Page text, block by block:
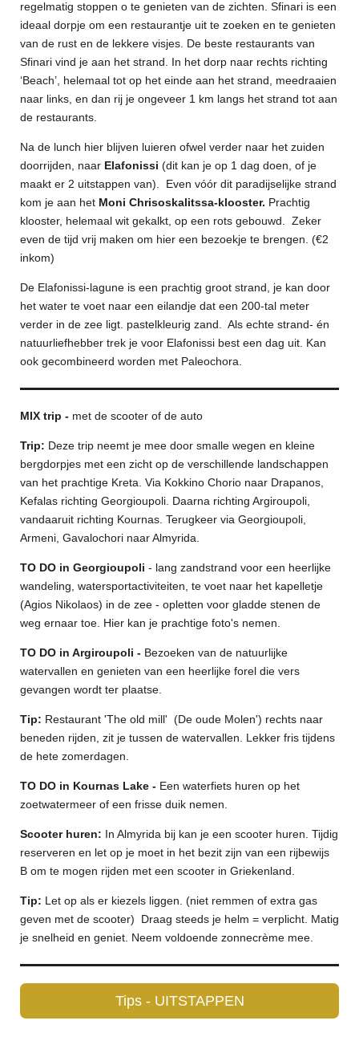
regelmatig stoppen o te genieten van de zichten. Sfinari is een
ideaal dorpje om een restaurantje uit te zoeken en te genieten
van de rust en de lekkere visjes. De beste restaurants van
Sfinari vind je aan het strand. In het dorp naar rechts richting
‘Beach’, helemaal tot op het einde aan het strand, meedraaien
naar links, en dan rij je ongeveer 1 km langs het strand tot aan
de restaurants.
Na de lunch hier blijven luieren ofwel verder naar het zuiden
doorrijden, naar Elafonissi (dit kan je op 1 dag doen, of je
maakt er 2 uitstappen van). Even vóór dit paradijselijke strand
kom je aan het Moni Chrisoskalitssa-klooster. Prachtig
klooster, helemaal wit gekalkt, op een rots gebouwd. Zeker
even de tijd vrij maken om hier een bezoekje te brengen. (€2
inkom)
De Elafonissi-lagune is een prachtig groot strand, je kan door
het water te voet naar een eilandje dat een 200-tal meter
verder in de zee ligt. pastelkleurig zand. Als echte strand- én
natuurliefhebber trek je voor Elafonissi best een dag uit. Kan
ook gecombineerd worden met Paleochora.
MIX trip - met de scooter of de auto
Trip: Deze trip neemt je mee door smalle wegen en kleine
bergdorpjes met een zicht op de verschillende landschappen
van het prachtige Kreta. Via Kokkino Chorio naar Drapanos,
Kefalas richting Georgioupoli. Daarna richting Argiroupoli,
vandaaruit richting Kournas. Terugkeer via Georgioupoli,
Armeni, Gavalochori naar Almyrida.
TO DO in Georgioupoli - lang zandstrand voor een heerlijke
wandeling, watersportactiviteiten, te voet naar het kapelletje
(Agios Nikolaos) in de zee - opletten voor gladde stenen de
weg ernaar toe. Hier kan je prachtige foto's nemen.
TO DO in Argiroupoli - Bezoeken van de natuurlijke
watervallen en genieten van een heerlijke forel die vers
gevangen wordt ter plaatse.
Tip: Restaurant 'The old mill' (De oude Molen') rechts naar
beneden rijden, zit je tussen de watervallen. Lekker fris tijdens
de hete zomerdagen.
TO DO in Kournas Lake - Een waterfiets huren op het
zoetwatermeer of een frisse duik nemen.
Scooter huren: In Almyrida bij kan je een scooter huren. Tijdig
reserveren en let op je moet in het bezit zijn van een rijbewijs
B om te mogen rijden met een scooter in Griekenland.
Tip: Let op als er kiezels liggen. (niet remmen of extra gas
geven met de scooter) Draag steeds je helm = verplicht. Matig
je snelheid en geniet. Neem voldoende zonnecrème mee.
Tips - UITSTAPPEN